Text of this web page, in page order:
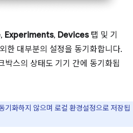
, Experiments, Devices탭 및 기
한 대부분의 설정을 동기화합니다.
박스의 상태도 기기 간에 동기화됩
기화하지 않으며 로컬 환경설정으로 저장됩